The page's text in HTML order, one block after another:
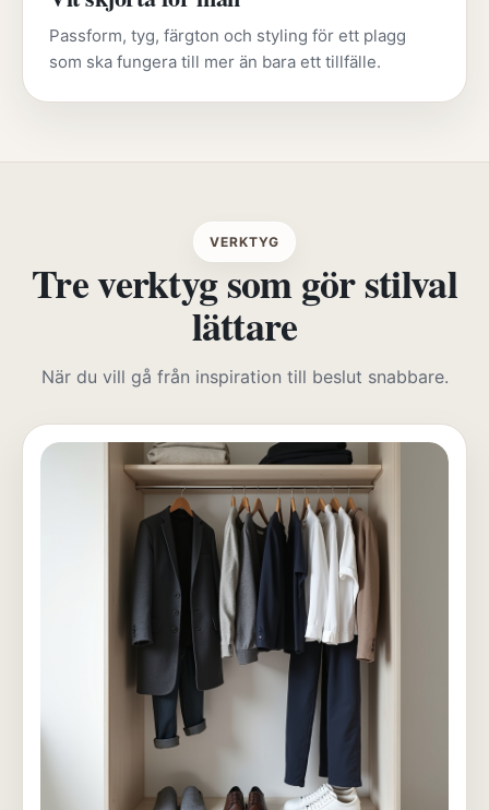
Passform, tyg, färgton och styling för ett plagg
som ska fungera till mer än bara ett tillfälle.
VERKTYG
Tre verktyg som gör stilval
lättare
När du vill gå från inspiration till beslut snabbare.